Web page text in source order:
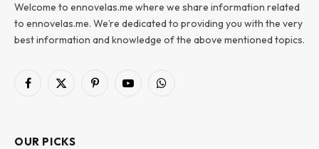
Welcome to ennovelas.me where we share information related
to ennovelas.me. We’re dedicated to providing you with the very
best information and knowledge of the above mentioned topics.
Facebook
X
PinterestYouTubeWhatsApp
OUR PICKS